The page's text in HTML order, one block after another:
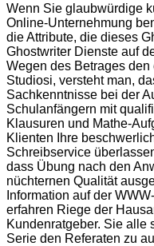
Wenn Sie glaubwürdige
Online-Unternehmung
die Attribute, die dieses
Ghostwriter Dienste auf
Wegen des Betrages
Studiosi, versteht man,
Sachkenntnisse bei der
Schulanfängern mit
Klausuren und Mathe-
Klienten Ihre
Schreibservice
dass Übung nach den
nüchternen Qualität
Information auf der
erfahren Riege der
Kundenratgeber. Sie alle
Serie den Referaten zu